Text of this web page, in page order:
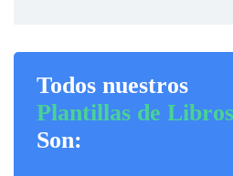
Todos nuestros
Plantillas de Libros
Son: